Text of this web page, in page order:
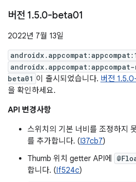
버전 1.5.0-beta01
2022년 7월 13일
beta01 이 출시되었습니다. 버전
을 확인하세요.
API 변경사항
스위치의 기본 너비를 조정하지
를 추가합니다. (I37cb7)
Thumb 위치 getter API에
합니다. (If524c)